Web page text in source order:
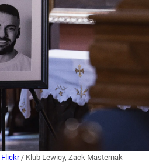
Flickr / Klub Lewicy, Zack Masternak